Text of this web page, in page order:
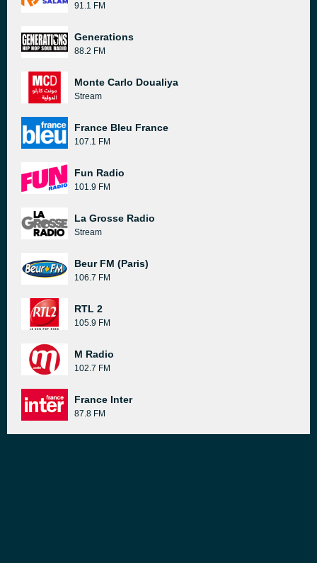
91.1 FM
Generations
88.2 FM
Monte Carlo Doualiya
Stream
France Bleu France
107.1 FM
Fun Radio
101.9 FM
La Grosse Radio
Stream
Beur FM (Paris)
106.7 FM
RTL 2
105.9 FM
M Radio
102.7 FM
France Inter
87.8 FM